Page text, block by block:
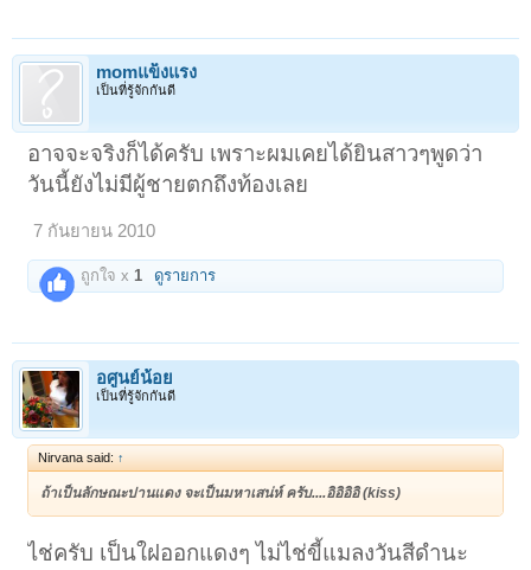
momแข็งแรง
เป็นที่รู้จักกันดี
อาจจะจริงก็ได้ครับ เพราะผมเคยได้ยินสาวๆพูดว่า
วันนี้ยังไม่มีผู้ชายตกถึงท้องเลย
7 กันยายน 2010
ถูกใจ x1 ดูรายการ
อศูนย์น้อย
เป็นที่รู้จักกันดี
Nirvana said: ↑
ถ้าเป็นลักษณะปานแดง จะเป็นมหาเสน่ห์ ครับ....อิอิอิอิ (kiss)
ไช่ครับ เป็นใฝออกแดงๆ ไม่ไช่ขี้แมลงวันสีดำนะ